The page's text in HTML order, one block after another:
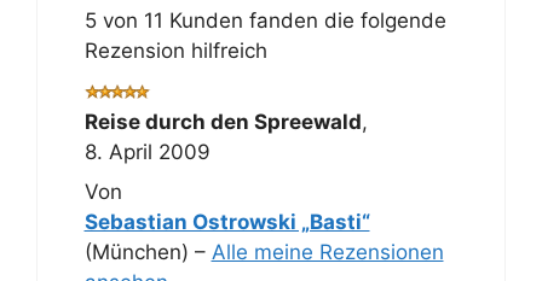
5 von 11 Kunden fanden die folgende
Rezension hilfreich
Reise durch den Spreewald,
8. April 2009
Von
Sebastian Ostrowski „Basti“
(München) – Alle meine Rezensionen